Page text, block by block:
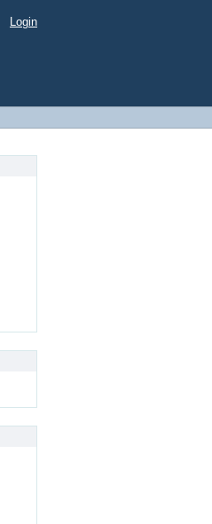
Login